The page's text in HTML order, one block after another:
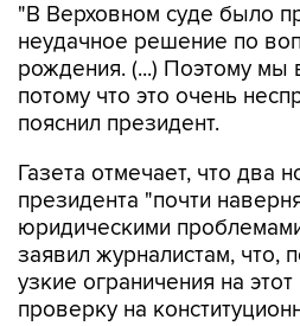
"В Верховном суде было
неудачное решение по
рождения. (...) Поэтому мы
потому что это очень
пояснил президент.
Газета отмечает, что два
президента "почти
юридическими
заявил журналистам, что,
узкие ограничения на
проверку на